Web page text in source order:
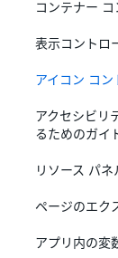
コンテナー
表示コントロ
アイコン コ
アクセシビリ
るためのガイ
リソース パネ
ページのエク
アプリ内の変